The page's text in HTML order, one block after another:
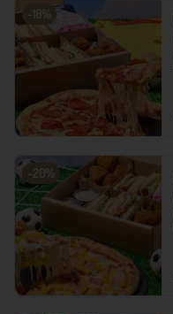
-18%
-20%